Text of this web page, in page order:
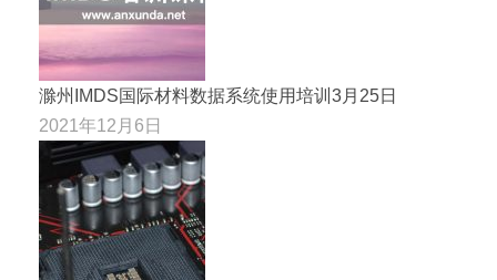
滁州IMDS国际材料数据系统使用培训3月25日
2021年12月6日